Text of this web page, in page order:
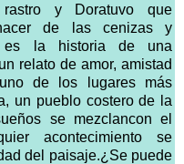
y Doratuvo que
de las cenizas y
es la historia de una
relato de amor, amistad
de los lugares más
un pueblo costero de la
se mezclancon el
acontecimiento se
del paisaje.¿Se puede